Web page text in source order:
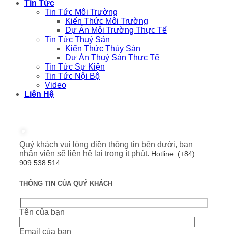
Tin Tức
Tin Tức Môi Trường
Kiến Thức Môi Trường
Dự Án Môi Trường Thực Tế
Tin Tức Thuỷ Sản
Kiến Thức Thủy Sản
Dự Án Thuỷ Sản Thực Tế
Tin Tức Sự Kiện
Tin Tức Nội Bộ
Video
Liên Hệ
Quý khách vui lòng điền thông tin bên dưới, bạn
nhân viên sẽ liên hệ lại trong ít phút. Hotline: (+84)
909 538 514
THÔNG TIN CỦA QUÝ KHÁCH
Tên của bạn
Email của bạn